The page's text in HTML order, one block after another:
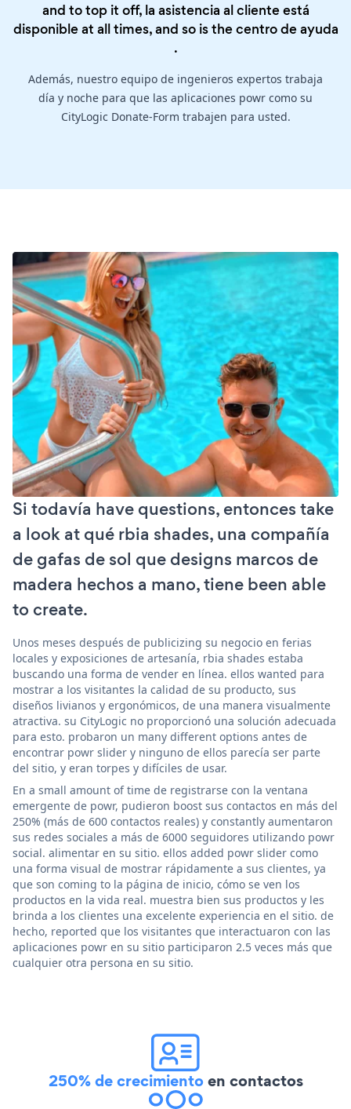
and to top it off, la asistencia al cliente está
disponible at all times, and so is thecentro de ayuda
.
Además, nuestro equipo de ingenieros expertos trabaja
día y noche para que las aplicaciones powr como su
CityLogic Donate-Form trabajen para usted.
Si todavía have questions, entonces take
a look at qué rbia shades, una compañía
de gafas de sol que designs marcos de
madera hechos a mano, tiene been able
to create.
Unos meses después de publicizing su negocio en ferias
locales y exposiciones de artesanía, rbia shades estaba
buscando una forma de vender en línea. ellos wanted para
mostrar a los visitantes la calidad de su producto, sus
diseños livianos y ergonómicos, de una manera visualmente
atractiva. su CityLogic no proporcionó una solución adecuada
para esto. probaron un many different options antes de
encontrar powr slider y ninguno de ellos parecía ser parte
del sitio, y eran torpes y difíciles de usar.
En a small amount of time de registrarse con la ventana
emergente de powr, pudieron boost sus contactos en más del
250% (más de 600 contactos reales) y constantly aumentaron
sus redes sociales a más de 6000 seguidores utilizando powr
social. alimentar en su sitio. ellos added powr slider como
una forma visual de mostrar rápidamente a sus clientes, ya
que son coming to la página de inicio, cómo se ven los
productos en la vida real. muestra bien sus productos y les
brinda a los clientes una excelente experiencia en el sitio. de
hecho, reported que los visitantes que interactuaron con las
aplicaciones powr en su sitio participaron 2.5 veces más que
cualquier otra persona en su sitio.
250% de crecimientoen contactos